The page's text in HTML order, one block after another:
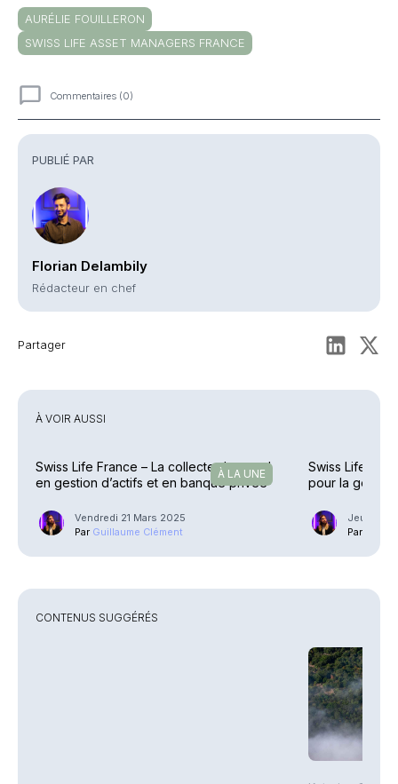
PUBLIÉ PAR
Florian Delambily
Rédacteur en chef
Partager
AURÉLIE FOUILLERON
SWISS LIFE ASSET MANAGERS FRANCE
Commentaires (0)
À VOIR AUSSI
À LA UNE
Swiss Life France – La collecte descend
en gestion d’actifs et en banque privée
Vendredi 21 Mars 2025
Par Guillaume Clément
Swiss Life
pour la
Jeudi 7
Par
CONTENUS SUGGÉRÉS